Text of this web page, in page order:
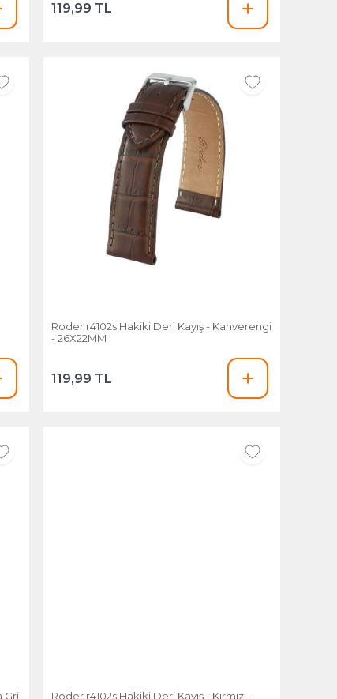
119,99 TL
Roder r4102s Hakiki Deri Kayış - Kahverengi
- 26X22MM
119,99 TL
Roder r4102s Hakiki Deri Kayış - Kırmızı -